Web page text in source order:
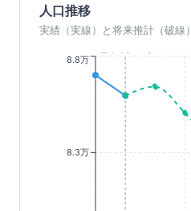
人口推移
実績（実線）と将来推計（破線）
8.3万
8.8万